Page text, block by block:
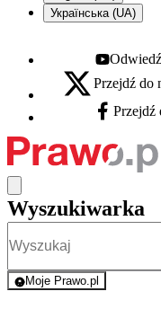
Українська (UA)
Youtube -
X - otwiera się w
Przejdź do
Facebook -
Przejdź
Wyszukiwarka
Moje Prawo.pl
- rejestracja i